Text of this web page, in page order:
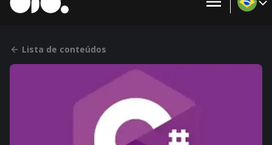
Lista de conteúdos